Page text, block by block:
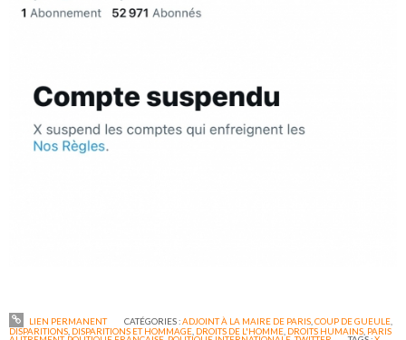
LIEN PERMANENT CATÉGORIES :ADJOINT À LA MAIRE DE PARIS, COUP DE GUEULE,
DISPARITIONS, DISPARITIONS ET HOMMAGE, DROITS DE L'HOMME, DROITS HUMAINS, PARIS